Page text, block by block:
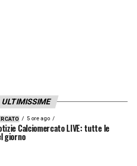
ULTIMISSIME
5 ore ago
Calciomercato LIVE: tutte le
giorno